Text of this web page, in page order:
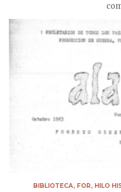
BIBLIOTECA, FOR, HILO